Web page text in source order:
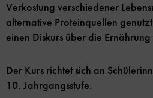
Verkostung verschiedener
alternative Proteinquellen
einen Diskurs über die
Der Kurs richtet sich an
10. Jahrgangsstufe.